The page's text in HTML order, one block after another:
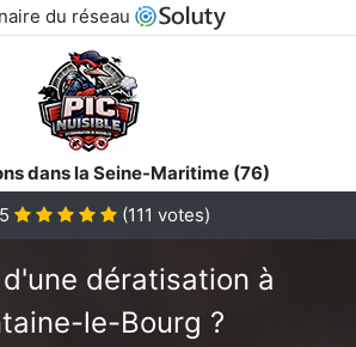
du réseau
dans la Seine-Maritime (76)
(111 votes)
dératisation à
le-Bourg ?